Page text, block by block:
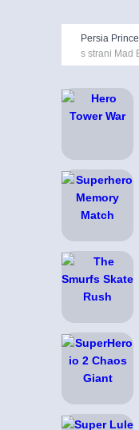
Persia
s strani Mad